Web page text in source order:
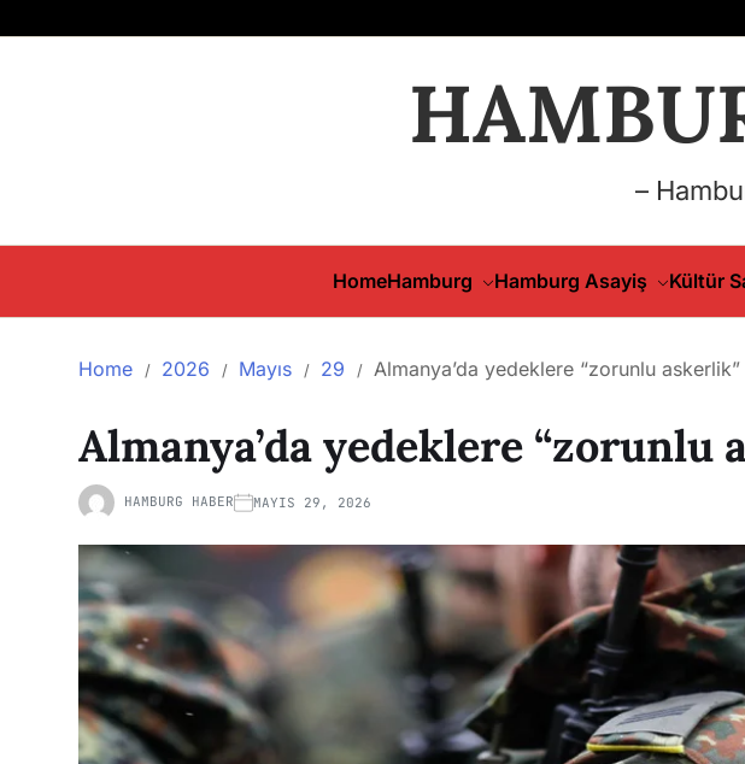
–
HomeHamburg Hamburg Asayiş Kültür
Home 2026 Mayıs 29 Almanya’da yedeklere “zorunlu
Almanya’da yedeklere “zorunlu
HAMBURG HABER MAYIS 29, 2026